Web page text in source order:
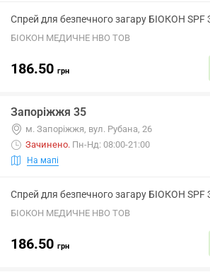
Спрей для безпечного загару БІОКОН SPF
БІОКОН МЕДИЧНЕ НВО ТОВ
186.50 грн
Запоріжжя 35
м. Запоріжжя, вул. Рубана, 26
Зачинено. Пн-Нд: 08:00-21:00
На мапі
Спрей для безпечного загару БІОКОН SPF
БІОКОН МЕДИЧНЕ НВО ТОВ
186.50 грн